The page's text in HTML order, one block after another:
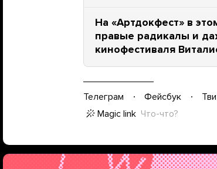
На «Артдокфест» в
правые радикалы и
кинофестиваля
Телеграм Фейсбук
Magic link Что-что?